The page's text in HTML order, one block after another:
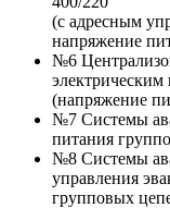
(c адресным
напряжение
№6
(напряжение
№7 Системы
питания
№8 Системы
управления
групповых